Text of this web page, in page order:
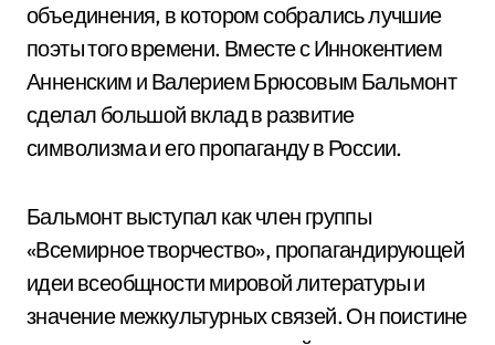
объединения, в котором собрались лучшие
поэты того времени. Вместе с Иннокентием
Анненским и Валерием Брюсовым Бальмонт
сделал большой вклад в развитие
символизма и его пропаганду в России.
Бальмонт выступал как член группы
«Всемирное творчество», пропагандирующей
идеи всеобщности мировой литературы и
значение межкультурных связей. Он поистине